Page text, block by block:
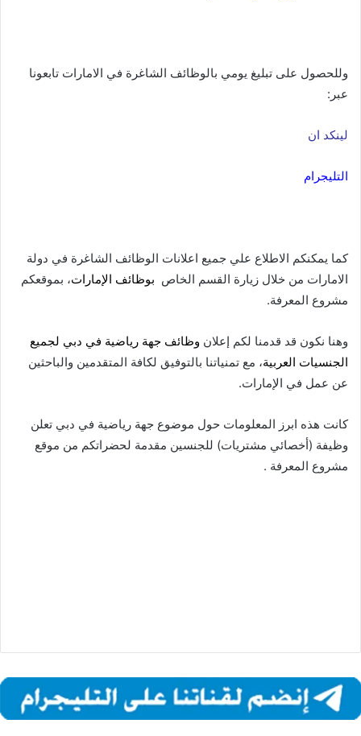
وللحصول على تبليغ يومي بالوظائف الشاغرة في الامارات تابعونا
عبر:
لينكد ان
التليجرام
كما يمكنكم الاطلاع علي جميع اعلانات الوظائف الشاغرة في دولة
الامارات من خلال زيارة القسم الخاص بوظائف الإمارات، بموقعكم
مشروع المعرفة.
وهنا نكون قد قدمنا لكم إعلان وظائف جهة رياضية في دبي لجميع
الجنسيات العربية، مع تمنياتنا بالتوفيق لكافة المتقدمين والباحثين
عن عمل في الإمارات.
كانت هذه ابرز المعلومات حول موضوع جهة رياضية في دبي تعلن
وظيفة (أخصائي مشتريات) للجنسين مقدمة لحضراتكم من موقع
مشروع المعرفة .